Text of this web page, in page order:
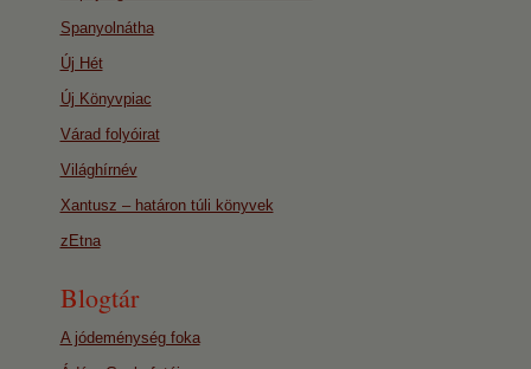
Spanyolnátha
Új Hét
Új Könyvpiac
Várad folyóirat
Világhírnév
Xantusz – határon túli könyvek
zEtna
Blogtár
A jódeménység foka